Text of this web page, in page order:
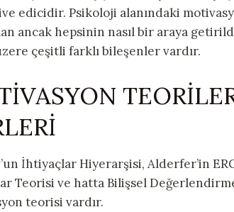
edicidir. Psikoloji alanındaki
ancak hepsinin nasıl bir araya
çeşitli farklı bileşenler vardır.
İhtiyaçlar Hiyerarşisi, Alderfer’in
Teorisi ve hatta Bilişsel
teorisi vardır.